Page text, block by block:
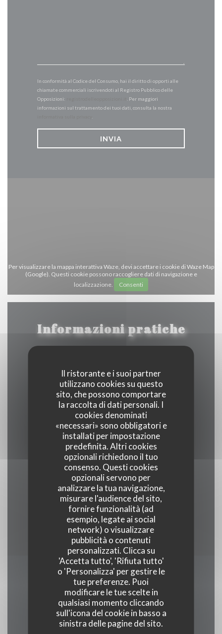
Il ristorante e i suoi partner
utilizzano cookies su questo
sito, che possono comportare
la raccolta di dati personali. I
cookies denominati
«necessari» sono obbligatori e
installati per impostazione
predefinita. Altri cookies
opzionali richiedono il tuo
consenso. Questi cookies
opzionali servono per
analizzare la tua navigazione,
misurare l'audience del sito,
fornire funzionalità (ad
esempio, legate ai social
network) o visualizzare
pubblicità o contenuti
personalizzati. Clicca su
'Accetta tutto', 'Rifiuta tutto'
o 'Personalizza' per gestire le
tue preferenze. Puoi
modificare le tue scelte in
qualsiasi momento cliccando
sull'icona del cookie in basso a
sinistra delle pagine del sito.
In conformità al Codice del Consumo, hai il diritto di opporti alle
chiamate commerciali iscrivendoti al Registro Pubblico delle
Opposizioni:
. Per maggiori
informazioni sul trattamento dei tuoi dati, consulta la nostra
Per visualizzare la mappa interattiva Waze, devi accettare i cookie di Waze Map
(Google). Questi cookie possono raccogliere dati di navigazione e
localizzazione.
Consenti
Informazioni pratiche
Cucina
Tradizionale, Fresco, Terroir
Tipologia
Ristorante gastronomico
Servizi
Veranda, Wifi, Aria condizionata, servizio di
parcheggio, Accesso disabili
Metodo di pagamento
Union Pay, Contanti, Visa, American Express
Orari